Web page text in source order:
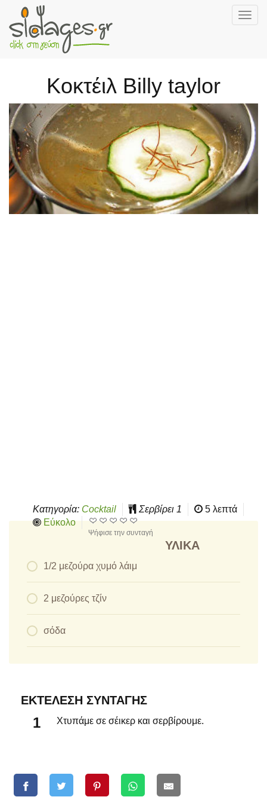
Skip
Κοκτέιλ Billy taylor
Κατηγορία: Cocktail Σερβίρει 1
5 λεπτά
Εύκολο
Ψήφισε την συνταγή
ΥΛΙΚΆ
1/2 μεζούρα χυμό λάιμ
2 μεζούρες τζίν
σόδα
ΕΚΤΈΛΕΣΗ ΣΥΝΤΑΓΉΣ
Χτυπάμε σε σέικερ και σερβίρουμε.